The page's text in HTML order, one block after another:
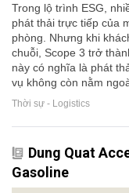
Trong lộ trình ESG,
phát thải trực tiếp của
phòng. Nhưng khi
chuỗi, Scope 3 trở
này có nghĩa là phát
vụ không còn nằm
Thời sự - Logistics
Dung Quat
Gasoline